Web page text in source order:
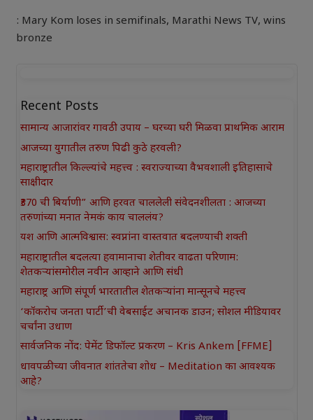
: Mary Kom loses in semifinals, Marathi News TV, wins
bronze
Recent Posts
सामान्य आजारांवर गावठी उपाय – घरच्या घरी मिळवा प्राथमिक आराम
आजच्या युगातील तरुण पिढी कुठे हरवली?
महाराष्ट्रातील किल्ल्यांचे महत्त्व : स्वराज्याच्या वैभवशाली इतिहासाचे
साक्षीदार
₹370 ची बिर्याणी” आणि हरवत चाललेली संवेदनशीलता : आजच्या
तरुणांच्या मनात नेमकं काय चाललंय?
यश आणि आत्मविश्वास: स्वप्नांना वास्तवात बदलण्याची शक्ती
महाराष्ट्रातील बदलत्या हवामानाचा शेतीवर वाढता परिणाम:
शेतकऱ्यांसमोरील नवीन आव्हाने आणि संधी
महाराष्ट्र आणि संपूर्ण भारतातील शेतकऱ्यांना मान्सूनचे महत्त्व
‘कॉकरोच जनता पार्टी’ची वेबसाईट अचानक डाउन; सोशल मीडियावर
चर्चांना उधाण
सार्वजनिक नोंद: पेमेंट डिफॉल्ट प्रकरण – Kris Ankem [FFME]
धावपळीच्या जीवनात शांततेचा शोध – Meditation का आवश्यक
आहे?